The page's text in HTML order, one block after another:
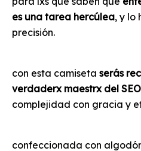
es una tarea hercúlea, y lo
precisión.
con esta camiseta serás
verdaderx maestrx del SEO
complejidad con gracia y
confeccionada con